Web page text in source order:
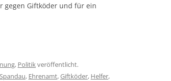
gegen Giftköder und für ein
, Politikveröffentlicht.
, Ehrenamt,Giftköder, Helfer,